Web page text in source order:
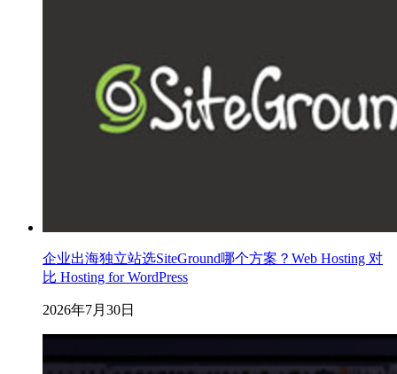
企业出海独立站选SiteGround哪个方案？Web Hosting 对
比 Hosting for WordPress
2026年7月30日